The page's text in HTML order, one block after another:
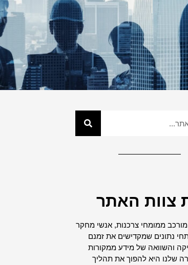
צוות האתר
ממומחי צרכנות, אנשי מחקר
נתונים שמקדישים את זמנם
והשוואה של מידע ממקורות
שלנו היא להפוך את תהליך